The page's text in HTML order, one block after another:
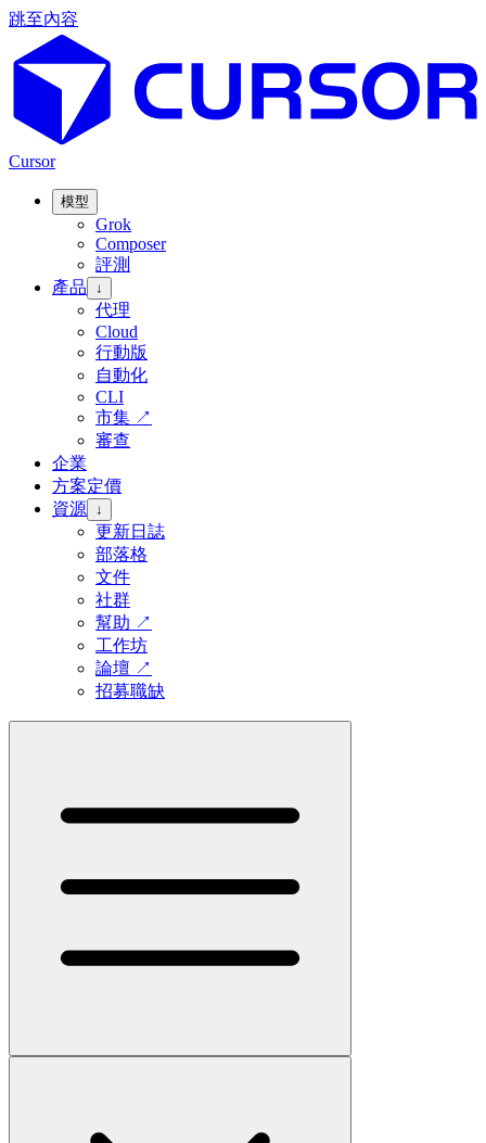
跳至內容
Cursor
模型
Grok
Composer
評測
產品
↓
代理
Cloud
行動版
自動化
CLI
市集 ↗
審查
企業
方案定價
資源 ↓
更新日誌
部落格
文件
社群
幫助 ↗
工作坊
論壇 ↗
招募職缺